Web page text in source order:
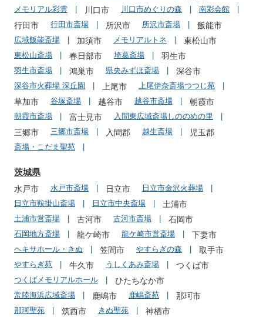
メモリアル彩雲 川口市 川口市めぐりの森 南彩会館
行田市 行田市斎場 所沢市 所沢市斎場 飯能市
広域飯能斎場 加須市 メモリアルトネ 東松山市
東松山斎場 春日部市 埼葛斎場 羽生市
羽生市斎場 鴻巣市 県央みずほ斎場 深谷市
深谷市火葬場 深丘園 上尾市 上尾伊奈斎場つつじ苑
草加市 谷塚斎場 越谷市 越谷市斎場 朝霞市
朝霞市斎場 富士見市 入間東広域斎場しののめの里
三郷市 三郷市斎場 入間郡 越生斎場 児玉郡
斎場・こだま聖苑
茨城県
水戸市 水戸市斎場 日立市
日立市金沢火葬場
日立市鞍掛山斎場
日立市中央斎場 土浦市
土浦市営斎場 古河市 古河市斎場 石岡市
石岡地方斎場 龍ケ崎市 龍ケ崎市営斎場 下妻市
ヘキサホール・きぬ 笠間市 やすらぎの森 取手市
やすらぎ苑 牛久市 うしくあみ斎場 つくば市
つくばメモリアルホール ひたちなか市
常陸海浜広域斎場 鹿嶋市 鹿嶋斎苑 那珂市
那珂聖苑 筑西市 きぬ聖苑 神栖市